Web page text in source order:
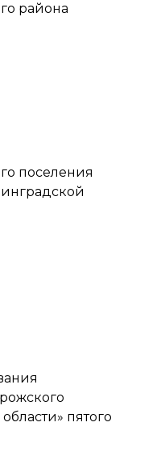
района
поселения
пятого